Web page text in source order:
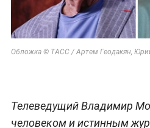
Обложка © ТАСС / Артем Геодакян,
Телеведущий Владимир
человеком и истинным